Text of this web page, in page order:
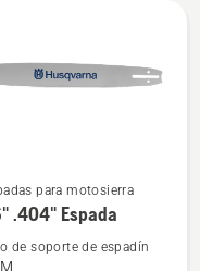
para motosierra
.404" Espada
de soporte de espadín